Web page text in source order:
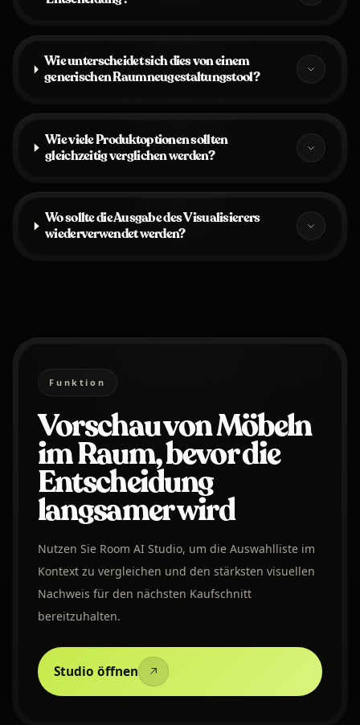
Wie unterscheidet sich dies von einem
generischen Raumneugestaltungstool?
Wie viele Produktoptionen sollten
gleichzeitig verglichen werden?
Wo sollte die Ausgabe des Visualisierers
wiederverwendet werden?
Funktion
Vorschau von Möbeln
im Raum, bevor die
Entscheidung
langsamer wird
Nutzen Sie Room AI Studio, um die Auswahlliste im
Kontext zu vergleichen und den stärksten visuellen
Nachweis für den nächsten Kaufschnitt
bereitzuhalten.
Studio öffnen